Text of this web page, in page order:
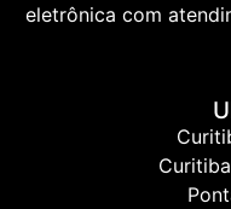
eletrônica com